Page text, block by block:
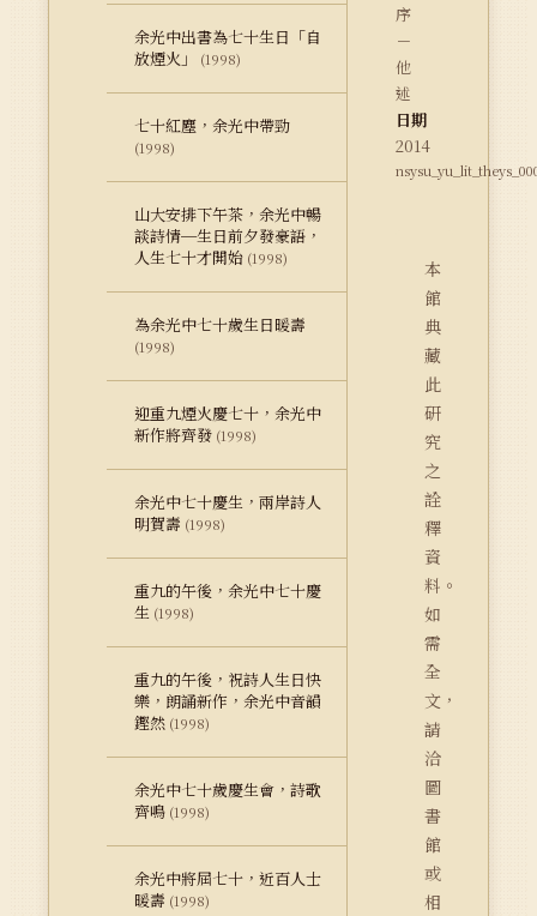
余光中出書為七十生日「自
放煙火」
(1998)
七十紅塵，余光中帶勁
(1998)
山大安排下午茶，余光中暢
談詩情─生日前夕發豪語，
人生七十才開始 (1998)
為余光中七十歲生日暖壽
(1998)
迎重九煙火慶七十，余光中
新作將齊發 (1998)
余光中七十慶生，兩岸詩人
明賀壽 (1998)
重九的午後，余光中七十慶
生 (1998)
重九的午後，祝詩人生日快
樂，朗誦新作，余光中音韻
鏗然 (1998)
余光中七十歲慶生會，詩歌
齊鳴 (1998)
余光中將屆七十，近百人士
暖壽 (1998)
序
－
他
述
日期
2014
本
館
典
藏
此
研
究
之
詮
釋
資
料。
如
需
全
文，
請
洽
圖
書
館
或
相